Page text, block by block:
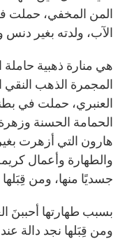
المن المخفي، حملت
الآب، ولدته بغير دنس
هي منارة ذهبية
المجمرة الذهب النقي
العنبري، حملت في
الحمامة الحسنة
هارون التي أزهرت
والطهارة وأعمال
جسديًا منها، ومن
بسبب طهارتها أحببنَ
ومن قِبَلها نجد دالة